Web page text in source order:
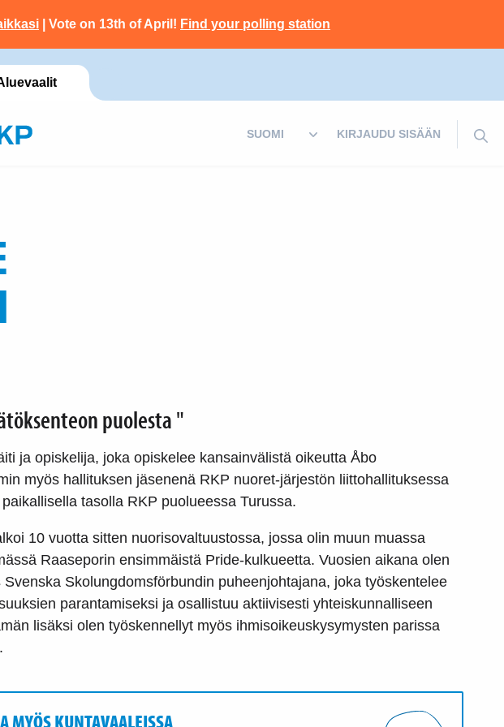
| Vote on 13th of April! Find your polling station
KIRJAUDU SISÄÄN
puolesta "
ja opiskelija, joka opiskelee kansainvälistä oikeutta Åbo
myös hallituksen jäsenenä RKP nuoret-järjestön liittohallituksessa
tasolla RKP puolueessa Turussa.
10 vuotta sitten nuorisovaltuustossa, jossa olin muun muassa
Raaseporin ensimmäistä Pride-kulkueetta. Vuosien aikana olen
Skolungdomsförbundin puheenjohtajana, joka työskentelee
parantamiseksi ja osallistuu aktiivisesti yhteiskunnalliseen
lisäksi olen työskennellyt myös ihmisoikeuskysymysten parissa
MYÖS KUNTAVAALEISSA